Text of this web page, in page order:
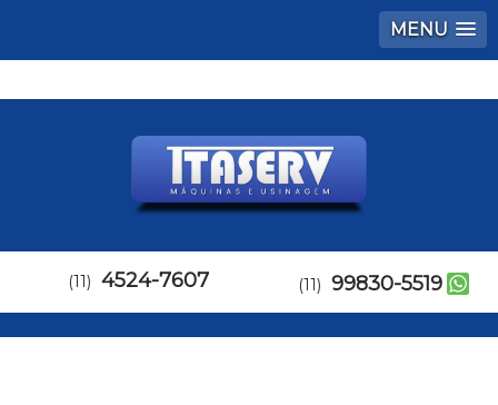
MENU
(11) 4524-7607 (11) 99830-5519